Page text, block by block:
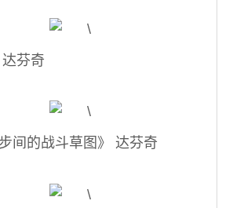
达芬奇
间的战斗草图》 达芬奇